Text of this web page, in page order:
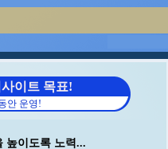
수학/영어
영어
수학/영어
, 김** 수학
, 변** 수학/과학
, 윤** 영어
수학
이트 목표!
안 운영!
높이도록 노력...